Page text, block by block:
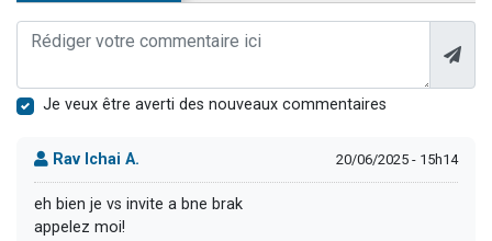
Je veux être averti des nouveaux commentaires
Rav Ichai A. 20/06/2025 - 15h14
eh bien je vs invite a bne brak
appelez moi!